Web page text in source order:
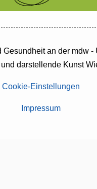
an der mdw -
und darstellende Kunst
Cookie-Einstellungen
Impressum